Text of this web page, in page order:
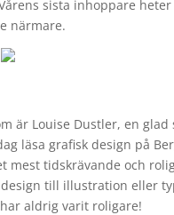
sista inhoppare
närmare.
är Louise Dustler, en
läsa grafisk design på
mest tidskrävande och
till illustration eller
aldrig varit roligare!